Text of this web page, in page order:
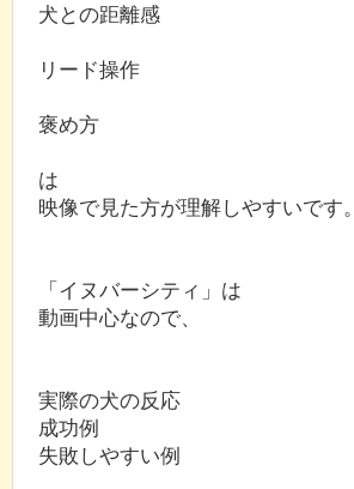
犬との距離感
リード操作
褒め方
は
映像で見た方が理解しやすいです。
「イヌバーシティ」は
動画中心なので、
実際の犬の反応
成功例
失敗しやすい例